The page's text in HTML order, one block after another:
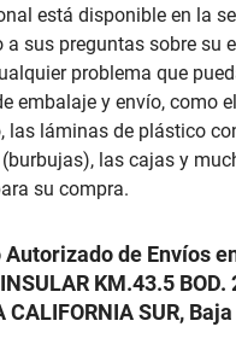
está disponible en la
a sus preguntas sobre su
problema que
embalaje y envío, como
las láminas de plástico
las cajas y
su compra.
de Envíos
KM.43.5 BOD.
CALIFORNIA SUR,